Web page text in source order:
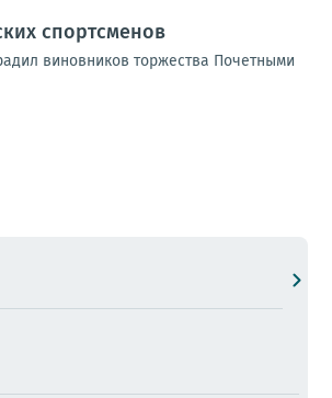
спортсменов
виновников торжества Почетными